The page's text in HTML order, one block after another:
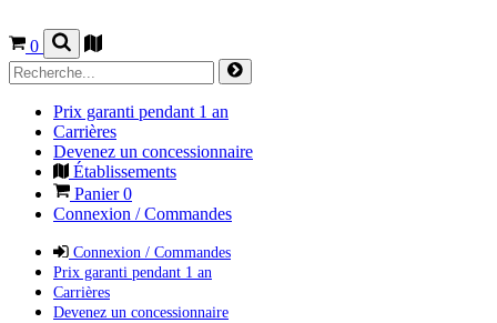
0
Prix garanti pendant 1 an
Carrières
Devenez un concessionnaire
Établissements
Panier0
Connexion / Commandes
Connexion / Commandes
Prix garanti pendant 1 an
Carrières
Devenez un concessionnaire